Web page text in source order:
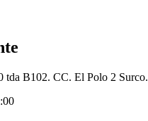
tda B102. CC. El Polo 2 Surco.